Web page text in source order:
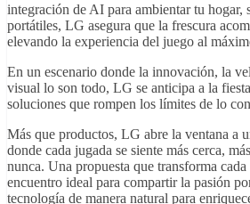
integración de AI para ambientar tu hogar,
portátiles, LG asegura que la frescura
elevando la experiencia del juego al
En un escenario donde la innovación, la
visual lo son todo, LG se anticipa a la
soluciones que rompen los límites de lo
Más que productos, LG abre la ventana a
donde cada jugada se siente más cerca,
nunca. Una propuesta que transforma
encuentro ideal para compartir la pasión
tecnología de manera natural para